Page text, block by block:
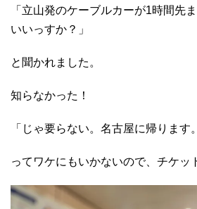
「立山発のケーブルカーが1時間先
いいっすか？」
と聞かれました。
知らなかった！
「じゃ要らない。名古屋に帰ります
ってワケにもいかないので、チケッ